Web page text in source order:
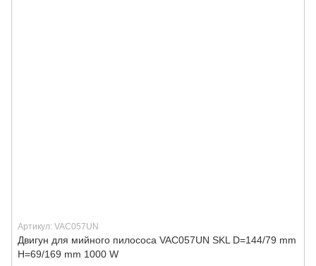
Артикул: VAC057UN
Двигун для мийного пилососа VAC057UN SKL D=144/79 mm
H=69/169 mm 1000 W